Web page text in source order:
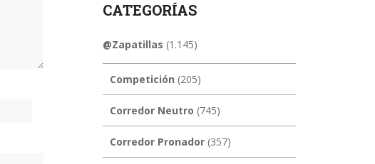
CATEGORÍAS
@Zapatillas (1.145)
Competición (205)
Corredor Neutro (745)
Corredor Pronador(357)